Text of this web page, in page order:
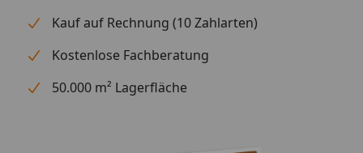
Kauf auf Rechnung (10 Zahlarten)
Kostenlose Fachberatung
50.000 m² Lagerfläche